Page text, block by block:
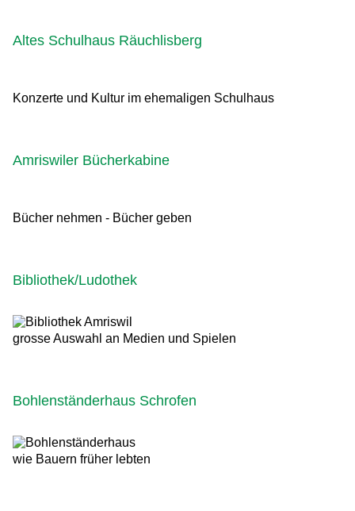
Altes Schulhaus Räuchlisberg
Konzerte und Kultur im ehemaligen Schulhaus
Amriswiler Bücherkabine
Bücher nehmen - Bücher geben
Bibliothek/Ludothek
grosse Auswahl an Medien und Spielen
Bohlenständerhaus Schrofen
wie Bauern früher lebten